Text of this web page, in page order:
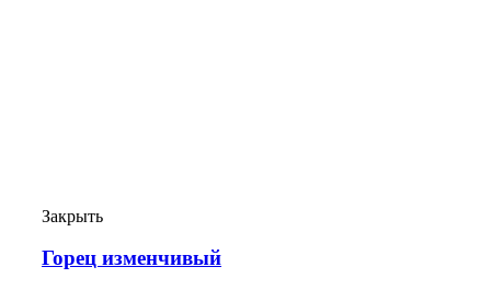
Закрыть
Горец изменчивый